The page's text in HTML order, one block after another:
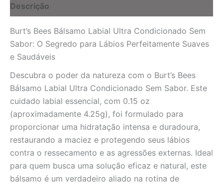
(4.25g)
Hidratação
Profunda
Descrição
Burt’s Bees Bálsamo Labial Ultra Condicionado Sem
Sabor: O Segredo para Lábios Perfeitamente Suaves
e Saudáveis
Descubra o poder da natureza com o Burt’s Bees
Bálsamo Labial Ultra Condicionado Sem Sabor. Este
cuidado labial essencial, com 0.15 oz
(aproximadamente 4.25g), foi formulado para
proporcionar uma hidratação intensa e duradoura,
restaurando a maciez e protegendo seus lábios
contra o ressecamento e as agressões externas. Ideal
para quem busca uma solução eficaz e natural, este
bálsamo é um verdadeiro aliado na rotina de